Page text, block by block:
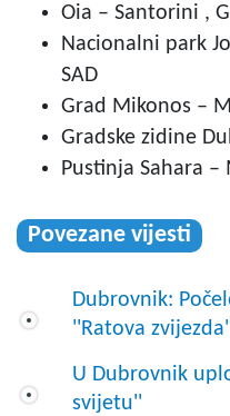
Oia – Santorini ,
Nacionalni park
SAD
Grad Mikonos –
Gradske zidine
Pustinja Sahara –
Povezane vijesti
Dubrovnik:
''Ratova
U Dubrovnik
svijetu''